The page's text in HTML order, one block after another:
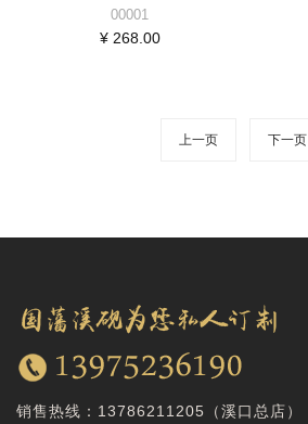
00001
¥ 268.00
上一页 下一页
销售热线： 13786211205（溪口总店）